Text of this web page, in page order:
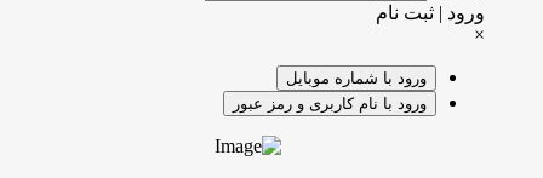
ورود | ثبت نام
×
ورود با شماره موبایل
ورود با نام کاربری و رمز عبور